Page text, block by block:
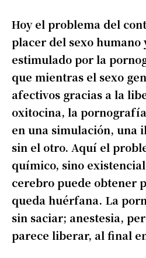
Hoy el problema del
placer del sexo humano
estimulado por la
que mientras el sexo
afectivos gracias a la
oxitocina, la
en una simulación, una
sin el otro. Aquí el
químico, sino
cerebro puede obtener
queda huérfana. La
sin saciar; anestesia,
parece liberar, al final